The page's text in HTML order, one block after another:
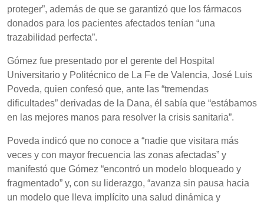
proteger”, además de que se garantizó que los fármacos
donados para los pacientes afectados tenían “una
trazabilidad perfecta”.
Gómez fue presentado por el gerente del Hospital
Universitario y Politécnico de La Fe de Valencia, José Luis
Poveda, quien confesó que, ante las “tremendas
dificultades” derivadas de la Dana, él sabía que “estábamos
en las mejores manos para resolver la crisis sanitaria”.
Poveda indicó que no conoce a “nadie que visitara más
veces y con mayor frecuencia las zonas afectadas” y
manifestó que Gómez “encontró un modelo bloqueado y
fragmentado” y, con su liderazgo, “avanza sin pausa hacia
un modelo que lleva implícito una salud dinámica y